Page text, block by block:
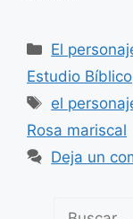
Categorías
El
Estudio Bíblico
Etiquetas
el
Rosa mariscal
Deja un
Buscar: